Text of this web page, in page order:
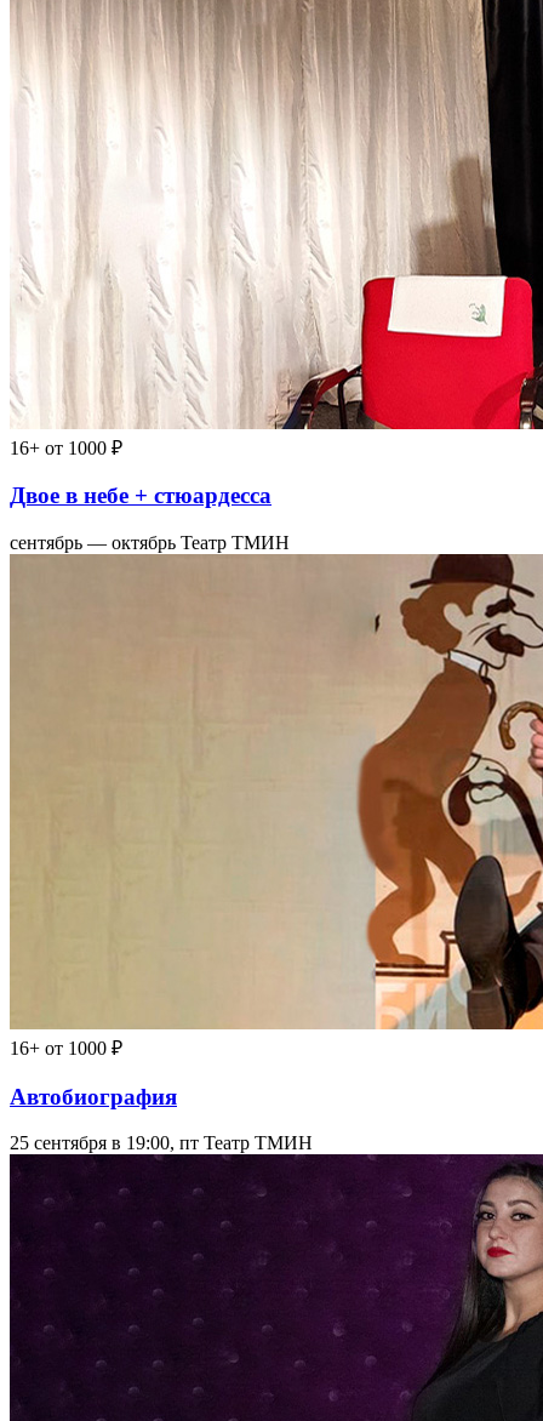
16+ от 1000 ₽
Двое в небе + стюардесса
сентябрь — октябрь Театр ТМИН
16+ от 1000 ₽
Автобиография
25 сентября в 19:00, пт Театр ТМИН